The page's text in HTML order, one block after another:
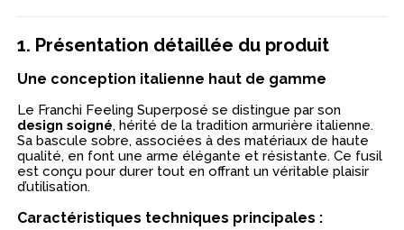
1. Présentation détaillée du produit
Une conception italienne haut de gamme
Le Franchi Feeling Superposé se distingue par son
design soigné, hérité de la tradition armurière italienne.
Sa bascule sobre, associées à des matériaux de haute
qualité, en font une arme élégante et résistante. Ce fusil
est conçu pour durer tout en offrant un véritable plaisir
d’utilisation.
Caractéristiques techniques principales :